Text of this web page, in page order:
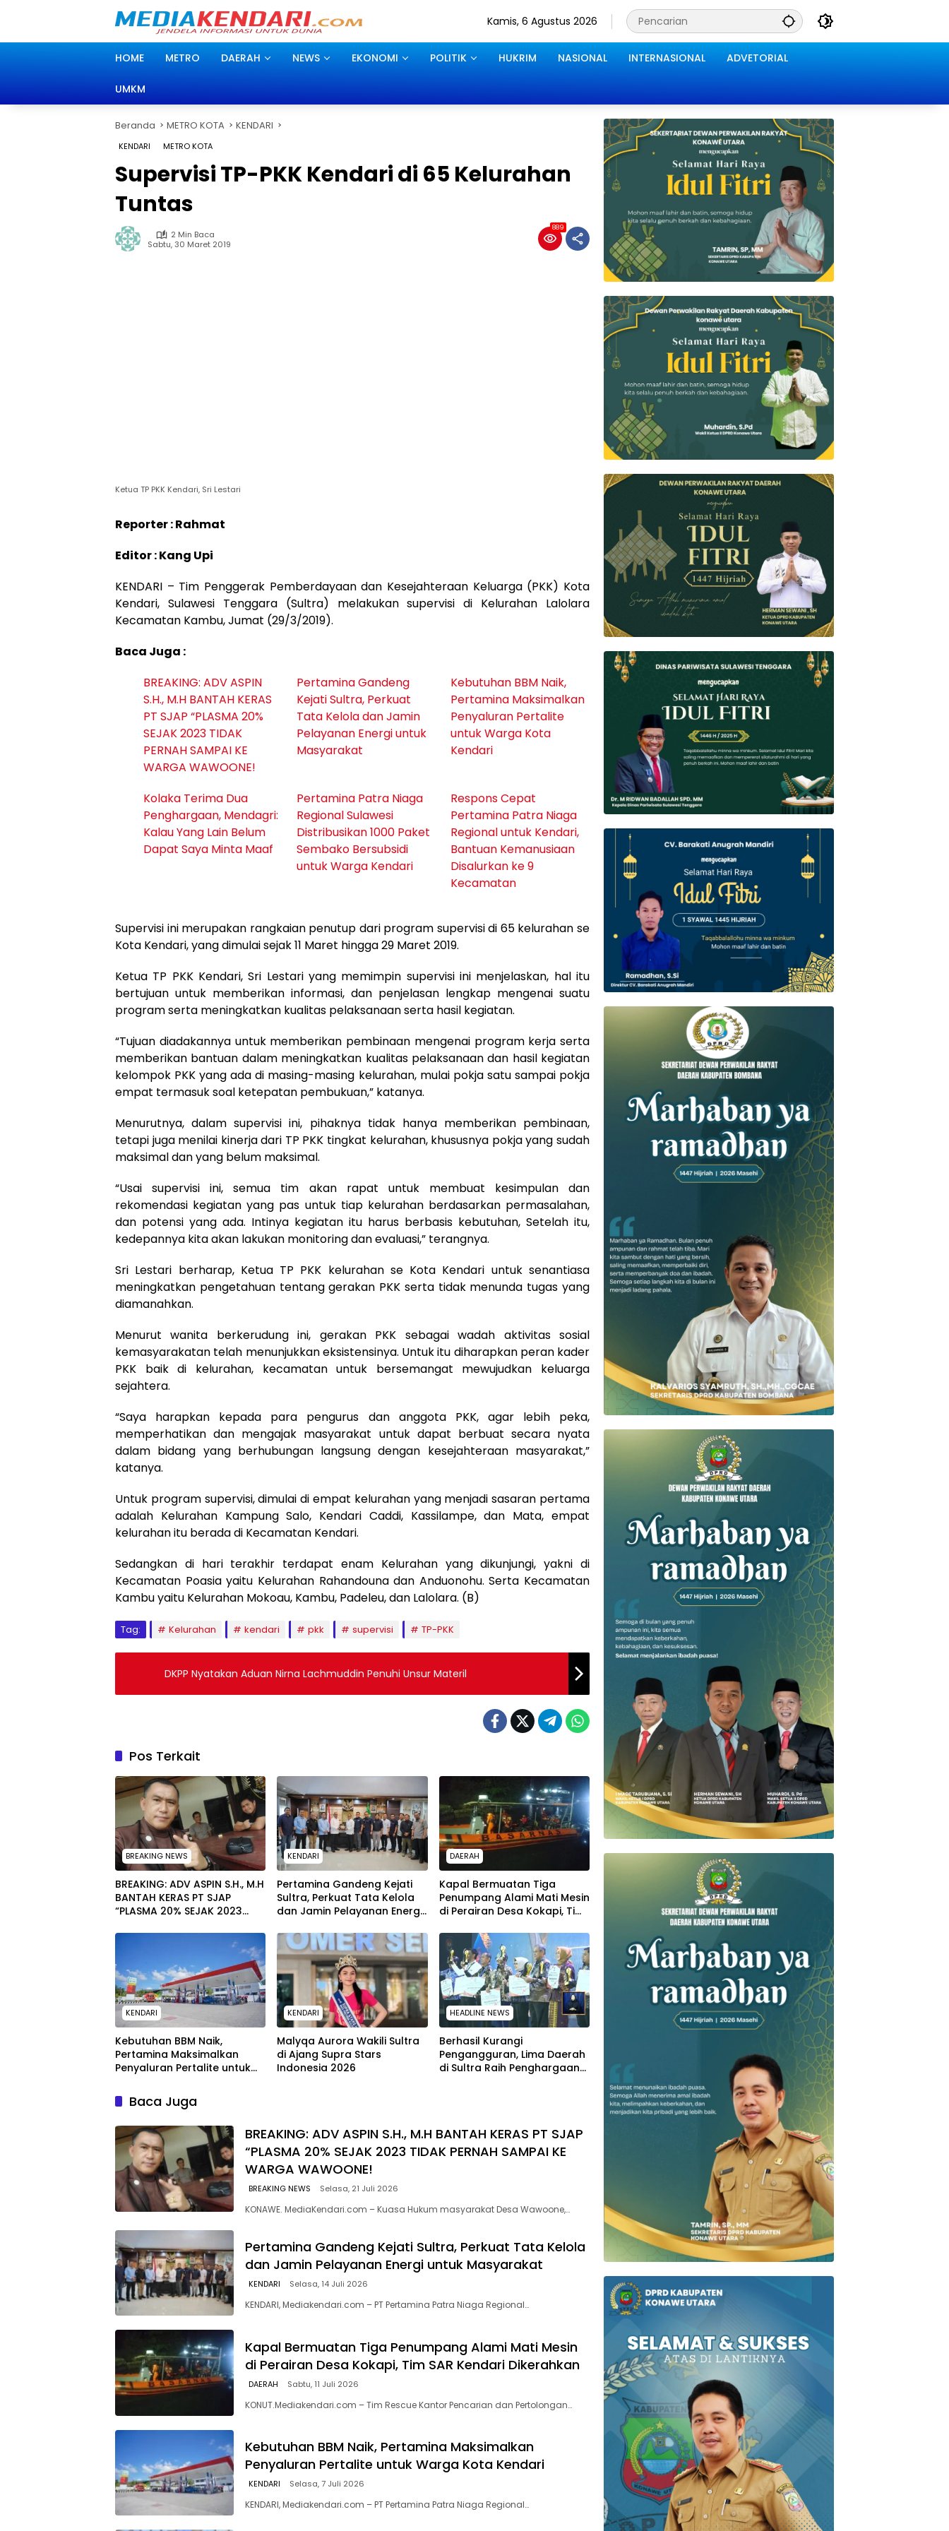
Kamis, 6 Agustus 2026
HOME METRO DAERAH NEWS EKONOMI POLITIK HUKRIM NASIONAL INTERNASIONAL ADVETORIAL
UMKM
Beranda METRO KOTA KENDARI
KENDARI METRO KOTA
Supervisi TP-PKK Kendari di 65 Kelurahan
Tuntas
2 Min Baca
Sabtu, 30 Maret 2019
889
Ketua TP PKK Kendari, Sri Lestari
Reporter : Rahmat
Editor : Kang Upi
KENDARI – Tim Penggerak Pemberdayaan dan Kesejahteraan Keluarga (PKK) Kota
Kendari, Sulawesi Tenggara (Sultra) melakukan supervisi di Kelurahan Lalolara
Kecamatan Kambu, Jumat (29/3/2019).
Baca Juga :
BREAKING: ADV ASPIN
S.H., M.H BANTAH KERAS
PT SJAP “PLASMA 20%
SEJAK 2023 TIDAK
PERNAH SAMPAI KE
WARGA WAWOONE!
Pertamina Gandeng
Kejati Sultra, Perkuat
Tata Kelola dan Jamin
Pelayanan Energi untuk
Masyarakat
Kebutuhan BBM Naik,
Pertamina Maksimalkan
Penyaluran Pertalite
untuk Warga Kota
Kendari
Kolaka Terima Dua
Penghargaan, Mendagri:
Kalau Yang Lain Belum
Dapat Saya Minta Maaf
Pertamina Patra Niaga
Regional Sulawesi
Distribusikan 1000 Paket
Sembako Bersubsidi
untuk Warga Kendari
Respons Cepat
Pertamina Patra Niaga
Regional untuk Kendari,
Bantuan Kemanusiaan
Disalurkan ke 9
Kecamatan
Supervisi ini merupakan rangkaian penutup dari program supervisi di 65 kelurahan se
Kota Kendari, yang dimulai sejak 11 Maret hingga 29 Maret 2019.
Ketua TP PKK Kendari, Sri Lestari yang memimpin supervisi ini menjelaskan, hal itu
bertujuan untuk memberikan informasi, dan penjelasan lengkap mengenai suatu
program serta meningkatkan kualitas pelaksanaan serta hasil kegiatan.
“Tujuan diadakannya untuk memberikan pembinaan mengenai program kerja serta
memberikan bantuan dalam meningkatkan kualitas pelaksanaan dan hasil kegiatan
kelompok PKK yang ada di masing-masing kelurahan, mulai pokja satu sampai pokja
empat termasuk soal ketepatan pembukuan,” katanya.
Menurutnya, dalam supervisi ini, pihaknya tidak hanya memberikan pembinaan,
tetapi juga menilai kinerja dari TP PKK tingkat kelurahan, khususnya pokja yang sudah
maksimal dan yang belum maksimal.
“Usai supervisi ini, semua tim akan rapat untuk membuat kesimpulan dan
rekomendasi kegiatan yang pas untuk tiap kelurahan berdasarkan permasalahan,
dan potensi yang ada. Intinya kegiatan itu harus berbasis kebutuhan, Setelah itu,
kedepannya kita akan lakukan monitoring dan evaluasi,” terangnya.
Sri Lestari berharap, Ketua TP PKK kelurahan se Kota Kendari untuk senantiasa
meningkatkan pengetahuan tentang gerakan PKK serta tidak menunda tugas yang
diamanahkan.
Menurut wanita berkerudung ini, gerakan PKK sebagai wadah aktivitas sosial
kemasyarakatan telah menunjukkan eksistensinya. Untuk itu diharapkan peran kader
PKK baik di kelurahan, kecamatan untuk bersemangat mewujudkan keluarga
sejahtera.
“Saya harapkan kepada para pengurus dan anggota PKK, agar lebih peka,
memperhatikan dan mengajak masyarakat untuk dapat berbuat secara nyata
dalam bidang yang berhubungan langsung dengan kesejahteraan masyarakat,”
katanya.
Untuk program supervisi, dimulai di empat kelurahan yang menjadi sasaran pertama
adalah Kelurahan Kampung Salo, Kendari Caddi, Kassilampe, dan Mata, empat
kelurahan itu berada di Kecamatan Kendari.
Sedangkan di hari terakhir terdapat enam Kelurahan yang dikunjungi, yakni di
Kecamatan Poasia yaitu Kelurahan Rahandouna dan Anduonohu. Serta Kecamatan
Kambu yaitu Kelurahan Mokoau, Kambu, Padeleu, dan Lalolara. (B)
Tag: Kelurahan kendari pkk supervisi TP-PKK
DKPP Nyatakan Aduan Nirna Lachmuddin Penuhi Unsur Materil
Pos Terkait
BREAKING NEWS
BREAKING: ADV ASPIN S.H., M.H
BANTAH KERAS PT SJAP
“PLASMA 20% SEJAK 2023
WARGA WAWOONE!
KENDARI
Pertamina Gandeng Kejati
Sultra, Perkuat Tata Kelola
dan Jamin Pelayanan Energi
DAERAH
Kapal Bermuatan Tiga
Penumpang Alami Mati Mesin
di Perairan Desa Kokapi, Tim
KENDARI
Kebutuhan BBM Naik,
Pertamina Maksimalkan
Penyaluran Pertalite untuk
KENDARI
Malyqa Aurora Wakili Sultra
di Ajang Supra Stars
Indonesia 2026
HEADLINE NEWS
Berhasil Kurangi
Pengangguran, Lima Daerah
di Sultra Raih Penghargaan
Baca Juga
BREAKING: ADV ASPIN S.H., M.H BANTAH KERAS PT SJAP
“PLASMA 20% SEJAK 2023 TIDAK PERNAH SAMPAI KE
WARGA WAWOONE!
BREAKING NEWS Selasa, 21 Juli 2026
KONAWE. MediaKendari.com – Kuasa Hukum masyarakat Desa Wawoone,…
Pertamina Gandeng Kejati Sultra, Perkuat Tata Kelola
dan Jamin Pelayanan Energi untuk Masyarakat
KENDARI Selasa, 14 Juli 2026
KENDARI, Mediakendari.com – PT Pertamina Patra Niaga Regional…
Kapal Bermuatan Tiga Penumpang Alami Mati Mesin
di Perairan Desa Kokapi, Tim SAR Kendari Dikerahkan
DAERAH Sabtu, 11 Juli 2026
KONUT.Mediakendari.com – Tim Rescue Kantor Pencarian dan Pertolongan…
Kebutuhan BBM Naik, Pertamina Maksimalkan
Penyaluran Pertalite untuk Warga Kota Kendari
KENDARI Selasa, 7 Juli 2026
KENDARI, Mediakendari.com – PT Pertamina Patra Niaga Regional…